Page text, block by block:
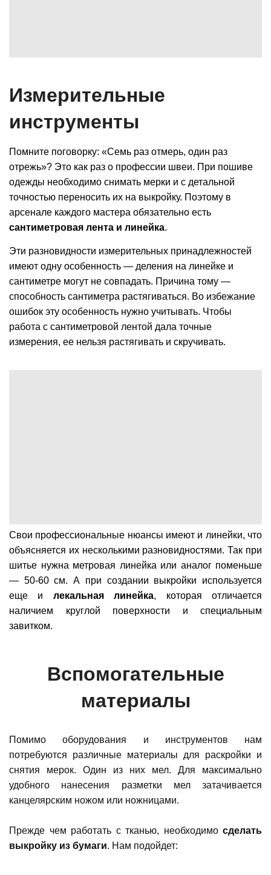
Измерительные
инструменты
Помните поговорку: «Семь раз отмерь, один раз
отрежь»? Это как раз о профессии швеи. При пошиве
одежды необходимо снимать мерки и с детальной
точностью переносить их на выкройку. Поэтому в
арсенале каждого мастера обязательно есть
сантиметровая лента и линейка.
Эти разновидности измерительных принадлежностей
имеют одну особенность — деления на линейке и
сантиметре могут не совпадать. Причина тому —
способность сантиметра растягиваться. Во избежание
ошибок эту особенность нужно учитывать. Чтобы
работа с сантиметровой лентой дала точные
измерения, ее нельзя растягивать и скручивать.
Свои профессиональные нюансы имеют и линейки, что
объясняется их несколькими разновидностями. Так при
шитье нужна метровая линейка или аналог поменьше
— 50-60 см. А при создании выкройки используется
еще и лекальная линейка, которая отличается
наличием круглой поверхности и специальным
завитком.
Вспомогательные
материалы
Помимо оборудования и инструментов нам
потребуются различные материалы для раскройки и
снятия мерок. Один из них мел. Для максимально
удобного нанесения разметки мел затачивается
канцелярским ножом или ножницами.
Прежде чем работать с тканью, необходимо сделать
выкройку из бумаги. Нам подойдет: